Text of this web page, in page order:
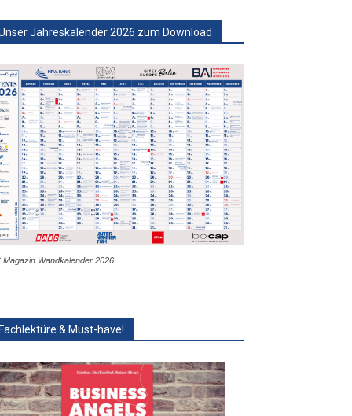
Jahreskalender 2026 zum Download
Magazin Wandkalender 2026
& Must-have!